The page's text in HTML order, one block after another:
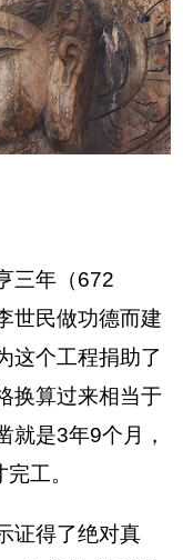
三年（672
世民做功德而建
这个工程捐助了
换算过来相当于
就是3年9个月，
工。
得了绝对真